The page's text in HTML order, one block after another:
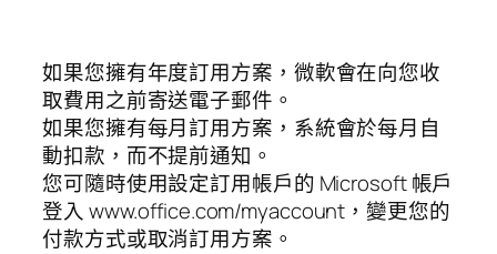
如果您擁有年度訂用方案，微軟會在向您收
取費用之前寄送電子郵件。
如果您擁有每月訂用方案，系統會於每月自
動扣款，而不提前通知。
您可隨時使用設定訂用帳戶的 Microsoft 帳戶
登入 www.office.com/myaccount，變更您的
付款方式或取消訂用方案。